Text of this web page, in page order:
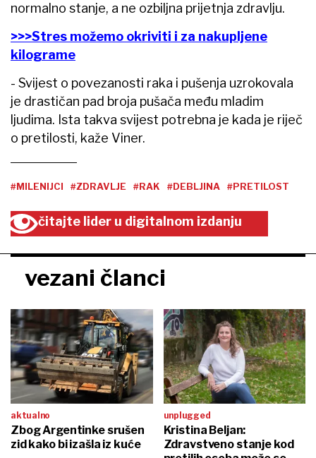
normalno stanje, a ne ozbiljna prijetnja zdravlju.
>>>Stres možemo okriviti i za nakupljene
kilograme
- Svijest o povezanosti raka i pušenja uzrokovala
je drastičan pad broja pušača među mladim
ljudima. Ista takva svijest potrebna je kada je riječ
o pretilosti, kaže Viner.
#MILENIJCI #ZDRAVLJE #RAK #DEBLJINA #PRETILOST
čitajte lider u digitalnom izdanju
vezani članci
aktualno
Zbog Argentinke srušen
zid kako bi izašla iz kuće
unplugged
Kristina Beljan:
Zdravstveno stanje kod